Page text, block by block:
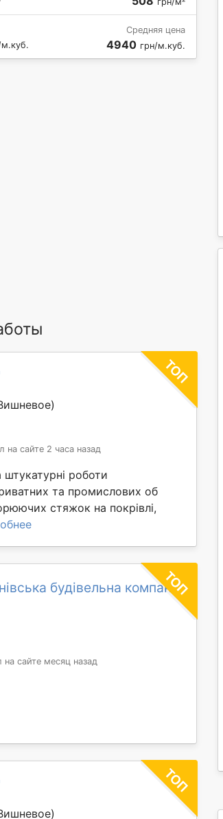
м.куб.
Средняя цена
4940 грн/м.куб.
на сайте 2 часа назад
роботи
та промислових об
стяжок на покрівлі,
будівельна компанія
на сайте месяц назад